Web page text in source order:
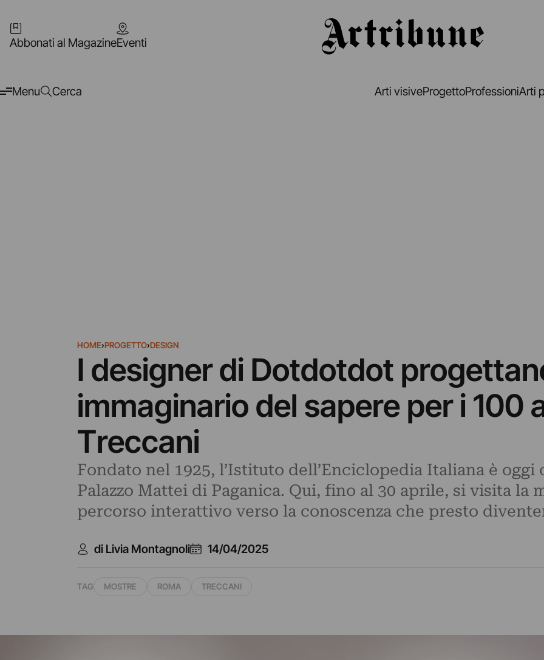
Abbonati al MagazineEventi
Menu Cerca Arti visiveProgettoProfessioniArti
HOME›PROGETTO›DESIGN
I designer di Dotdotdot
immaginario del sapere per i 100
Treccani
Fondato nel 1925, l’Istituto dell’Enciclopedia Italiana è oggi
Palazzo Mattei di Paganica. Qui, fino al 30 aprile, si visita la
percorso interattivo verso la conoscenza che presto
di Livia Montagnoli 14/04/2025
TAG MOSTRE ROMA TRECCANI